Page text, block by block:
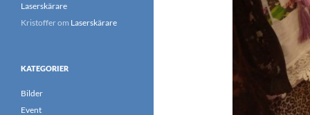
Laserskärare
Kristofferom Laserskärare
KATEGORIER
Bilder
Event